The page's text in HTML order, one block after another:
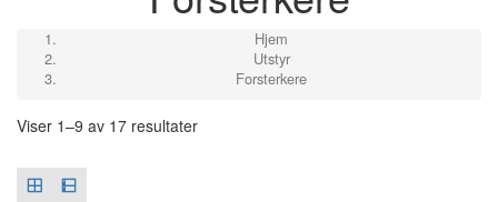
Hjem
Utstyr
Forsterkere
Viser 1–9 av 17 resultater